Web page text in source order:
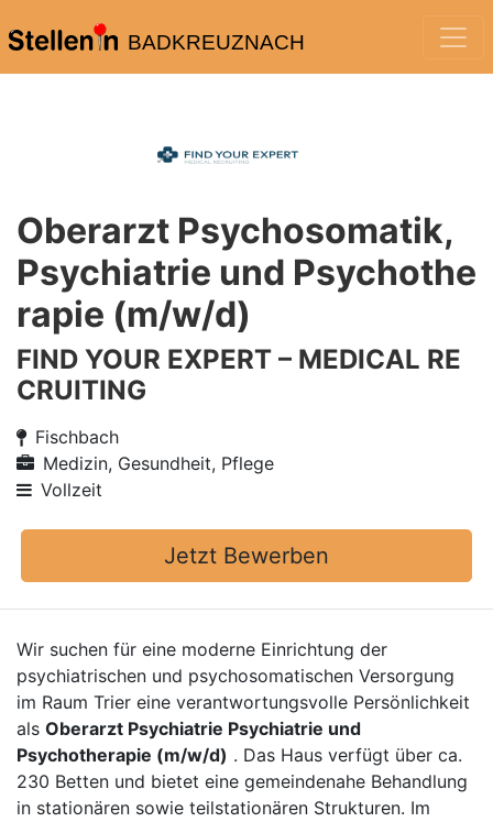
BADKREUZNACH
Oberarzt Psychosomatik,
Psychiatrie und Psychothe
rapie (m/w/d)
FIND YOUR EXPERT – MEDICAL RE
CRUITING
Fischbach
Medizin, Gesundheit, Pflege
Vollzeit
Jetzt Bewerben
Wir suchen für eine moderne Einrichtung der
psychiatrischen und psychosomatischen Versorgung
im Raum Trier eine verantwortungsvolle Persönlichkeit
als Oberarzt Psychiatrie Psychiatrie und
Psychotherapie (m/w/d) . Das Haus verfügt über ca.
230 Betten und bietet eine gemeindenahe Behandlung
in stationären sowie teilstationären Strukturen. Im